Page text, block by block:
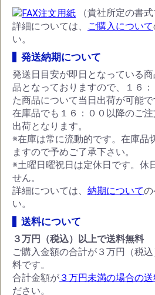
（貴社所定の書
詳細については、
ご購入について
い。
発送納期について
発送日目安が即日となっている
品となっておりますので、１６
た商品について当日出荷が可能で
在庫品でも１６：００以降のご
出荷となります。
※在庫は常に流動的です。在庫品
ますので予めご了承下さい。
※土曜日曜祝日は定休日です。休
せん。
詳細については、 納期についての
い。
送料について
３万円（税込）以上で送料無料
ご購入金額の合計が３万円（税
料です。
合計金額が ３万円未満の場合の
ださい。